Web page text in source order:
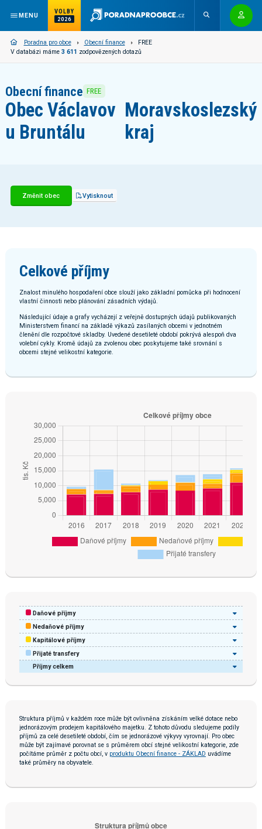
MENU
VOLBY
2026
Poradna pro obce Obecní finance
FREE
V databázi máme 3 611 zodpovězených dotazů
Obecní finance FREE
Obec Václavov
u Bruntálu
Moravskoslezský
kraj
Změnit obec Vytisknout
Celkové příjmy
Znalost minulého hospodaření obce slouží jako základní pomůcka při hodnocení
vlastní činnosti nebo plánování zásadních výdajů.
Následující údaje a grafy vycházejí z veřejně dostupných údajů publikovaných
Ministerstvem financí na základě výkazů zasílaných obcemi v jednotném
členění dle rozpočtové skladby. Uvedené desetileté období pokrývá alespoň dva
volební cykly. Kromě údajů za zvolenou obec poskytujeme také srovnání s
obcemi stejné velikostní kategorie.
Příjmy celkem
Daňové příjmy
Nedaňové příjmy
Kapitálové příjmy
Přijaté transfery
Struktura příjmů v každém roce může být ovlivněna získáním velké dotace nebo
jednorázovým prodejem kapitálového majetku. Z tohoto důvodu sledujeme podíly
příjmů za celé desetileté období, čím se jednorázové výkyvy vyrovnají. Pro obec
může být zajímavé porovnat se s průměrem obcí stejné velikostní kategorie, zde
počítáme průměr z počtu obcí, v produktu Obecní finance - ZÁKLAD uvádíme
také průměry na obyvatele.